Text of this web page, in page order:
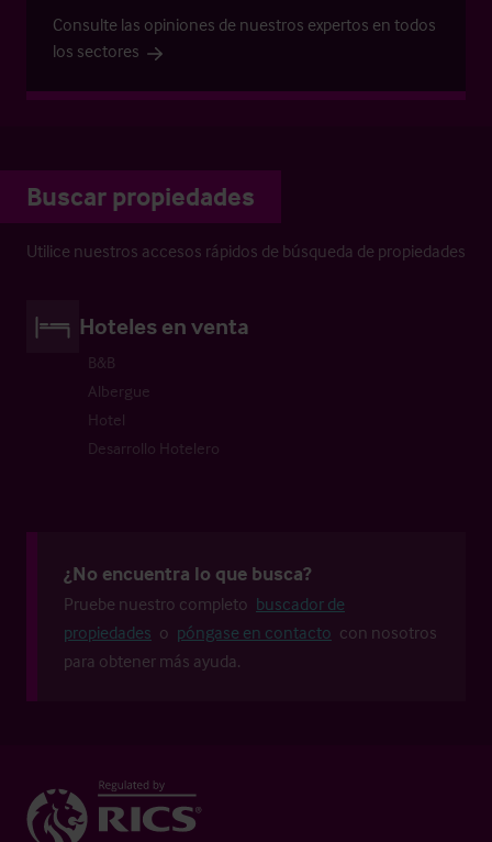
Consulte las opiniones de nuestros expertos en todos
los sectores
Buscar propiedades
Utilice nuestros accesos rápidos de búsqueda de propiedades
Hoteles en venta
B&B
Albergue
Hotel
Desarrollo Hotelero
¿No encuentra lo que busca?
Pruebe nuestro completo buscador de
propiedades o póngase en contacto con nosotros
para obtener más ayuda.